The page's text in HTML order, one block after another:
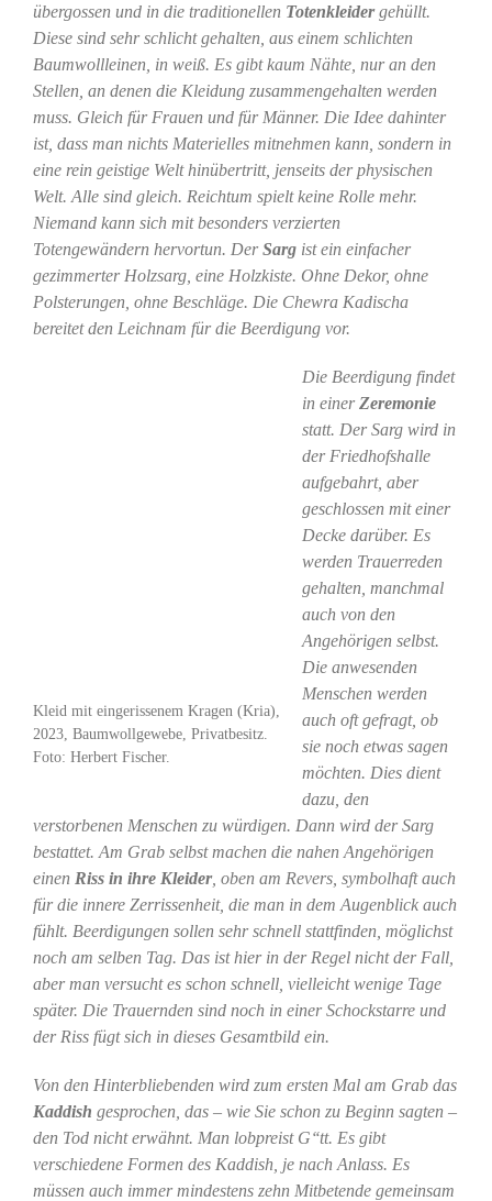
übergossen und in die traditionellen Totenkleidergehüllt.
Diese sind sehr schlicht gehalten, aus einem schlichten
Baumwollleinen, in weiß. Es gibt kaum Nähte, nur an den
Stellen, an denen die Kleidung zusammengehalten werden
muss. Gleich für Frauen und für Männer. Die Idee dahinter
ist, dass man nichts Materielles mitnehmen kann, sondern in
eine rein geistige Welt hinübertritt, jenseits der physischen
Welt. Alle sind gleich. Reichtum spielt keine Rolle mehr.
Niemand kann sich mit besonders verzierten
Totengewändern hervortun. DerSargist ein einfacher
gezimmerter Holzsarg, eine Holzkiste. Ohne Dekor, ohne
Polsterungen, ohne Beschläge. Die Chewra Kadischa
bereitet den Leichnam für die Beerdigung vor.
Kleid mit eingerissenem Kragen (Kria),
2023, Baumwollgewebe, Privatbesitz.
Foto: Herbert Fischer.
Die Beerdigung findet
in einerZeremonie
statt. Der Sarg wird in
der Friedhofshalle
aufgebahrt, aber
geschlossen mit einer
Decke darüber. Es
werden Trauerreden
gehalten, manchmal
auch von den
Angehörigen selbst.
Die anwesenden
Menschen werden
auch oft gefragt, ob
sie noch etwas sagen
möchten. Dies dient
dazu, den
verstorbenen Menschen zu würdigen. Dann wird der Sarg
bestattet. Am Grab selbst machen die nahen Angehörigen
einen Riss in ihre Kleider, oben am Revers, symbolhaft auch
für die innere Zerrissenheit, die man in dem Augenblick auch
fühlt. Beerdigungen sollen sehr schnell stattfinden, möglichst
noch am selben Tag. Das ist hier in der Regel nicht der Fall,
aber man versucht es schon schnell, vielleicht wenige Tage
später. Die Trauernden sind noch in einer Schockstarre und
der Riss fügt sich in dieses Gesamtbild ein.
Von den Hinterbliebenden wird zum ersten Mal am Grab das
Kaddish gesprochen, das – wie Sie schon zu Beginn sagten –
den Tod nicht erwähnt. Man lobpreist G‘‘tt. Es gibt
verschiedene Formen des Kaddish, je nach Anlass. Es
müssen auch immer mindestens zehn Mitbetende gemeinsam